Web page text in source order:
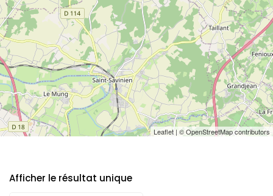
Leaflet | ©OpenStreetMapcontributors
Afficher le résultat unique